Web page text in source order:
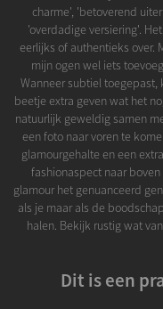
charme', 'betoverend
'overdadige versiering'.
eerlijks of authentieks over.
mijn ogen wel iets
Wanneer subtiel
beetje extra geven wat het
natuurlijk geweldig samen
een foto naar voren te
glamourgehalte en een
fashionaspect naar
glamour het genuanceerd
als je maar als de
halen. Bekijk rustig wat
Dit is een